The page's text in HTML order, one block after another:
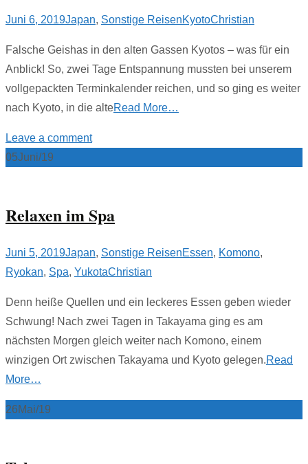
Juni 6, 2019Japan, Sonstige ReisenKyotoChristian
Falsche Geishas in den alten Gassen Kyotos – was für ein
Anblick! So, zwei Tage Entspannung mussten bei unserem
vollgepackten Terminkalender reichen, und so ging es weiter
nach Kyoto, in die alteRead More…
Leave a comment
05Juni/19
Relaxen im Spa
Juni 5, 2019Japan, Sonstige ReisenEssen, Komono,
Ryokan, Spa, YukotaChristian
Denn heiße Quellen und ein leckeres Essen geben wieder
Schwung! Nach zwei Tagen in Takayama ging es am
nächsten Morgen gleich weiter nach Komono, einem
winzigen Ort zwischen Takayama und Kyoto gelegen.Read
More…
26Mai/19